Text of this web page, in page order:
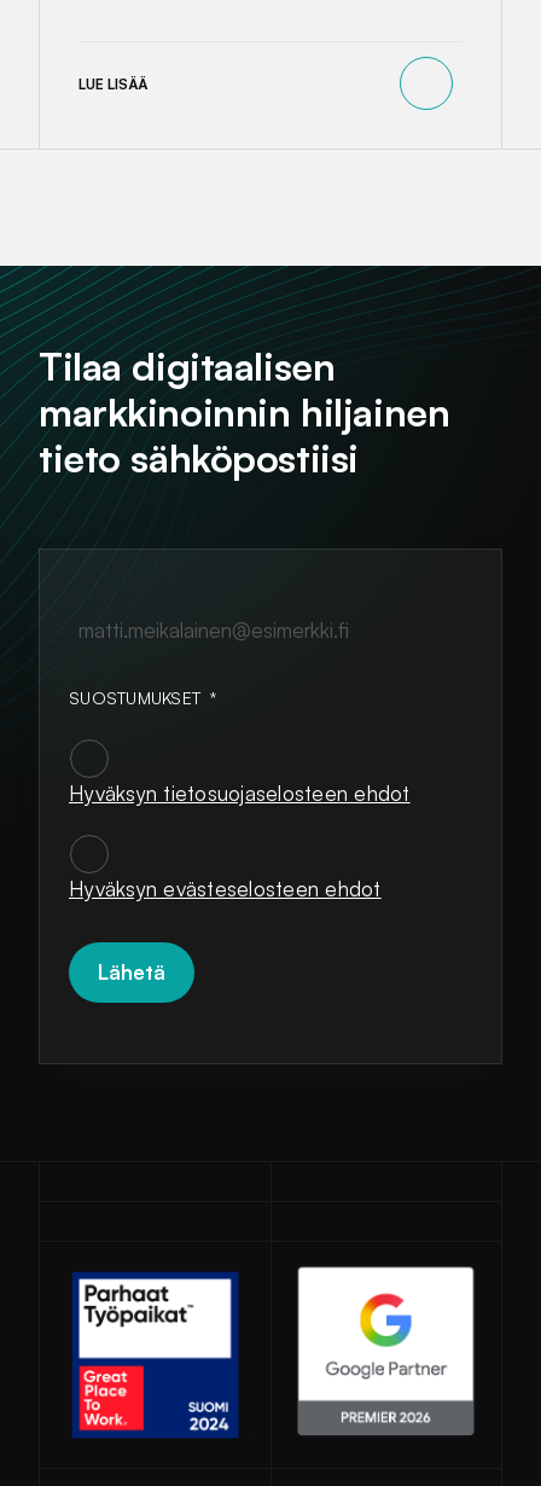
LUE LISÄÄ
Tilaa digitaalisen
markkinoinnin hiljainen
tieto sähköpostiisi
SUOSTUMUKSET *
Hyväksyn tietosuojaselosteen ehdot
SUOSTUMUKSET
Hyväksyn evästeselosteen ehdot